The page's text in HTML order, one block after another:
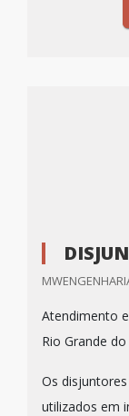
Atendimento
Rio Grande
Os
utilizados em